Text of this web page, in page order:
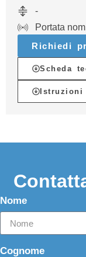
-
Portata
Richiedi
Scheda
Istruzioni
Nome
Cognome